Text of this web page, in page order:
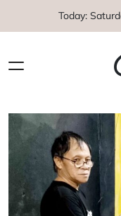
Today: